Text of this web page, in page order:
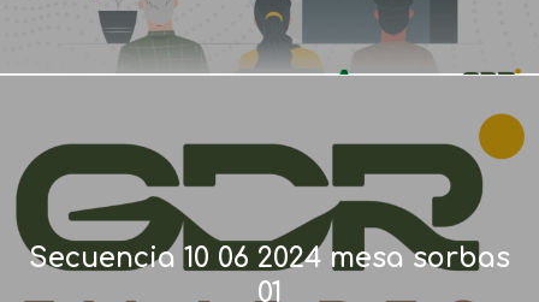
Secuencia 10 06 2024 mesa sorbas
01